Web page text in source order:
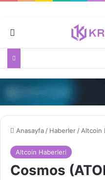
Dış görünümü değiştir
Anasayfa / Haberler / Altcoin
Altcoin Haberleri
Cosmos